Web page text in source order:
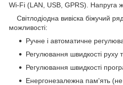
Wi-Fi (LAN, USB, GPRS). Напруга
Світлодіодна вивіска біжучий
можливості:
Ручне і автоматичне
Регулювання швидкості руху
Регулювання швидкості
Енергонезалежна пам'ять (не